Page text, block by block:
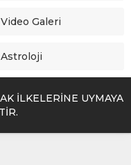
Video Galeri
Astroloji
İLKELERİNE UYMAYA